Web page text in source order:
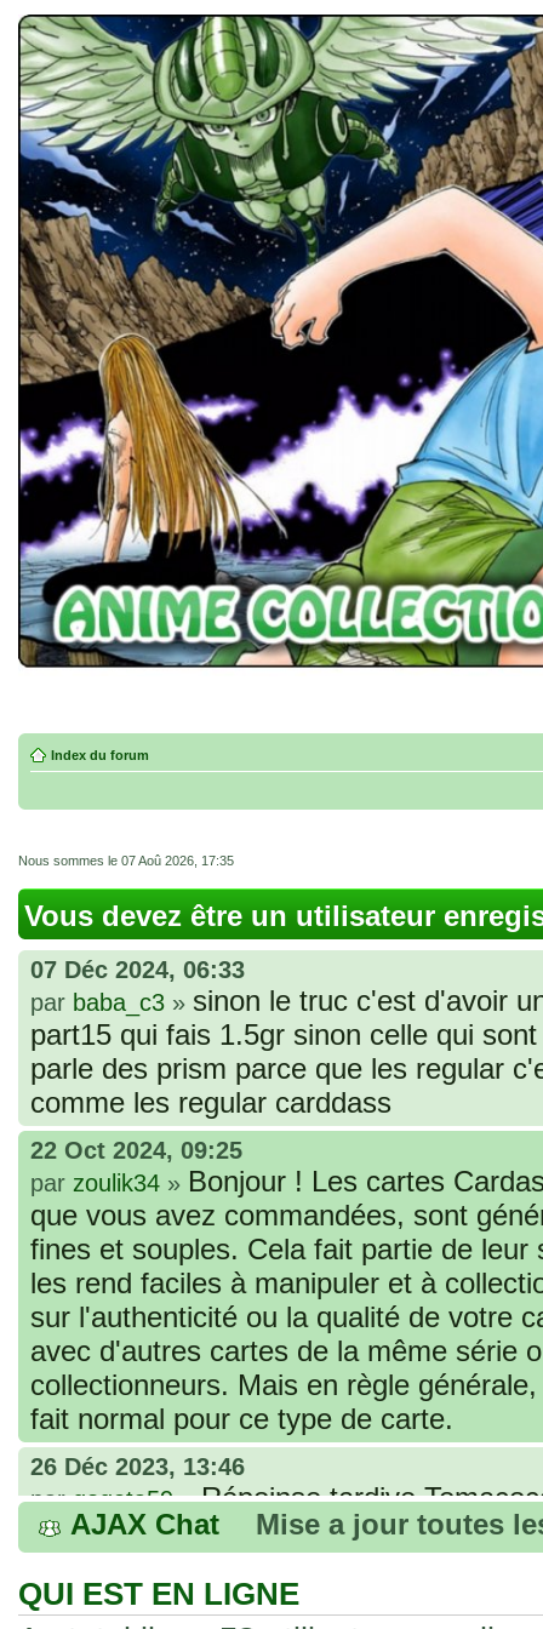
Index du forum
Nous sommes le 07 Aoû 2026, 17:35
Vous devez être un utilisateur
07 Déc 2024, 06:33
par baba_c3 » sinon le truc c'est d'avoir
part15 qui fais 1.5gr sinon celle qui
parle des prism parce que les regular
comme les regular carddass
22 Oct 2024, 09:25
par zoulik34 » Bonjour ! Les cartes
que vous avez commandées, sont
fines et souples. Cela fait partie de
les rend faciles à manipuler et à
sur l'authenticité ou la qualité de votre
avec d'autres cartes de la même série
collectionneurs. Mais en règle
fait normal pour ce type de carte.
26 Déc 2023, 13:46
pargogeta59»Répoinse tardive
acheter une réédition de cette Hondan ?
02 Juin 2023, 14:17
parTomacoco»Bonjour j'ai commandé
AJAX Chat Mise a jour toutes
QUI EST EN LIGNE